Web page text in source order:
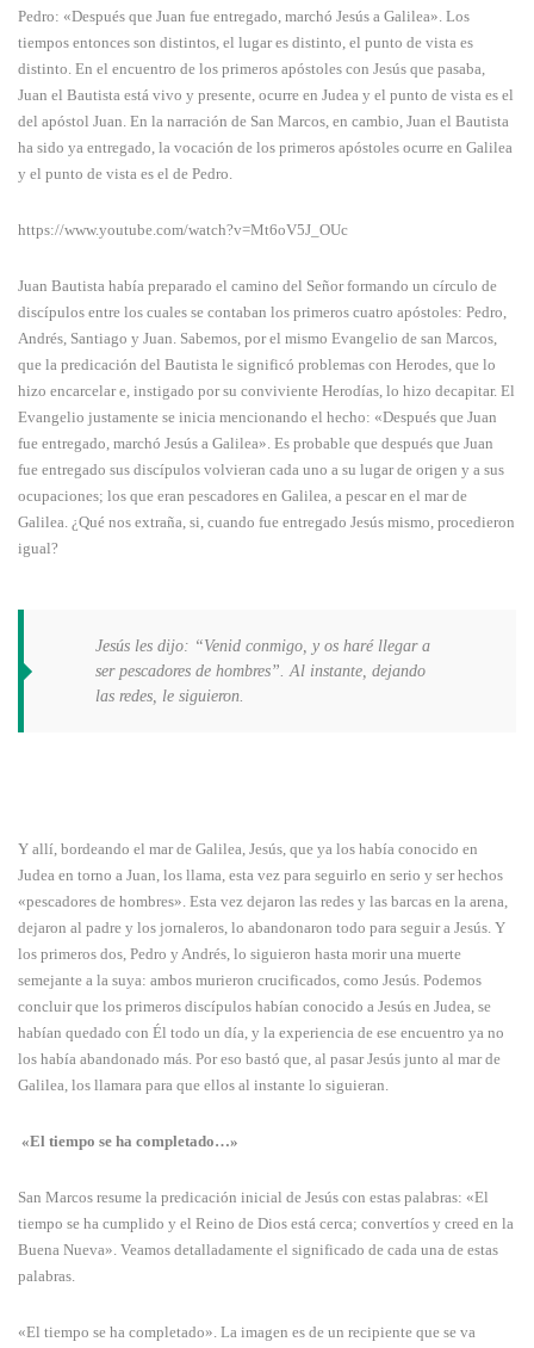
Pedro: «Después que Juan fue entregado, marchó Jesús a Galilea». Los
tiempos entonces son distintos, el lugar es distinto, el punto de vista es
distinto. En el encuentro de los primeros apóstoles con Jesús que pasaba,
Juan el Bautista está vivo y presente, ocurre en Judea y el punto de vista es el
del apóstol Juan. En la narración de San Marcos, en cambio, Juan el Bautista
ha sido ya entregado, la vocación de los primeros apóstoles ocurre en Galilea
y el punto de vista es el de Pedro.
https://www.youtube.com/watch?v=Mt6oV5J_OUc
Juan Bautista había preparado el camino del Señor formando un círculo de
discípulos entre los cuales se contaban los primeros cuatro apóstoles: Pedro,
Andrés, Santiago y Juan. Sabemos, por el mismo Evangelio de san Marcos,
que la predicación del Bautista le significó problemas con Herodes, que lo
hizo encarcelar e, instigado por su conviviente Herodías, lo hizo decapitar. El
Evangelio justamente se inicia mencionando el hecho: «Después que Juan
fue entregado, marchó Jesús a Galilea». Es probable que después que Juan
fue entregado sus discípulos volvieran cada uno a su lugar de origen y a sus
ocupaciones; los que eran pescadores en Galilea, a pescar en el mar de
Galilea. ¿Qué nos extraña, si, cuando fue entregado Jesús mismo, procedieron
igual?
Jesús les dijo: “Venid conmigo, y os haré llegar a
ser pescadores de hombres”. Al instante, dejando
las redes, le siguieron.
Y allí, bordeando el mar de Galilea, Jesús, que ya los había conocido en
Judea en torno a Juan, los llama, esta vez para seguirlo en serio y ser hechos
«pescadores de hombres». Esta vez dejaron las redes y las barcas en la arena,
dejaron al padre y los jornaleros, lo abandonaron todo para seguir a Jesús. Y
los primeros dos, Pedro y Andrés, lo siguieron hasta morir una muerte
semejante a la suya: ambos murieron crucificados, como Jesús. Podemos
concluir que los primeros discípulos habían conocido a Jesús en Judea, se
habían quedado con Él todo un día, y la experiencia de ese encuentro ya no
los había abandonado más. Por eso bastó que, al pasar Jesús junto al mar de
Galilea, los llamara para que ellos al instante lo siguieran.
«El tiempo se ha completado…»
San Marcos resume la predicación inicial de Jesús con estas palabras: «El
tiempo se ha cumplido y el Reino de Dios está cerca; convertíos y creed en la
Buena Nueva». Veamos detalladamente el significado de cada una de estas
palabras.
«El tiempo se ha completado». La imagen es de un recipiente que se va